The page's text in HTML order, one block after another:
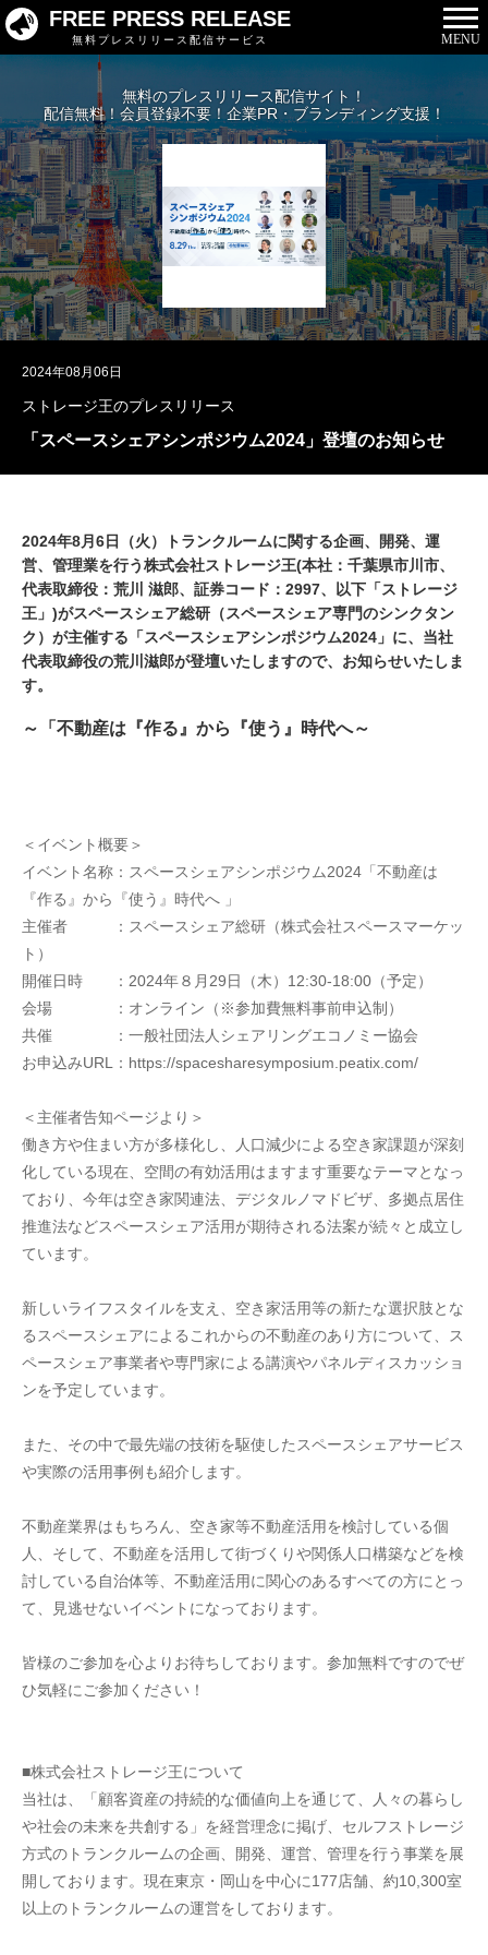
FREE PRESS RELEASE
無料プレスリリース配信サービス MENU
無料のプレスリリース配信サイト！
配信無料！会員登録不要！企業PR・ブランディング支援！
2024年08月06日
ストレージ王のプレスリリース
「スペースシェアシンポジウム2024」登壇のお知らせ
2024年8月6日（火）トランクルームに関する企画、開発、運
営、管理業を行う株式会社ストレージ王(本社：千葉県市川市、
代表取締役：荒川 滋郎、証券コード：2997、以下「ストレージ
王」)がスペースシェア総研（スペースシェア専門のシンクタン
ク）が主催する「スペースシェアシンポジウム2024」に、当社
代表取締役の荒川滋郎が登壇いたしますので、お知らせいたしま
す。
～「不動産は『作る』から『使う』時代へ～
＜イベント概要＞
イベント名称：スペースシェアシンポジウム2024「不動産は
『作る』から『使う』時代へ 」
主催者　　　：スペースシェア総研（株式会社スペースマーケッ
ト）
開催日時　　：2024年８月29日（木）12:30-18:00（予定）
会場　　　　：オンライン（※参加費無料事前申込制）
共催　　　　：一般社団法人シェアリングエコノミー協会
お申込みURL：https://spacesharesymposium.peatix.com/
＜主催者告知ページより＞
働き方や住まい方が多様化し、人口減少による空き家課題が深刻
化している現在、空間の有効活用はますます重要なテーマとなっ
ており、今年は空き家関連法、デジタルノマドビザ、多拠点居住
推進法などスペースシェア活用が期待される法案が続々と成立し
ています。
新しいライフスタイルを支え、空き家活用等の新たな選択肢とな
るスペースシェアによるこれからの不動産のあり方について、ス
ペースシェア事業者や専門家による講演やパネルディスカッショ
ンを予定しています。
また、その中で最先端の技術を駆使したスペースシェアサービス
や実際の活用事例も紹介します。
不動産業界はもちろん、空き家等不動産活用を検討している個
人、そして、不動産を活用して街づくりや関係人口構築などを検
討している自治体等、不動産活用に関心のあるすべての方にとっ
て、見逃せないイベントになっております。
皆様のご参加を心よりお待ちしております。参加無料ですのでぜ
ひ気軽にご参加ください！
■株式会社ストレージ王について
当社は、「顧客資産の持続的な価値向上を通じて、人々の暮らし
や社会の未来を共創する」を経営理念に掲げ、セルフストレージ
方式のトランクルームの企画、開発、運営、管理を行う事業を展
開しております。現在東京・岡山を中心に177店舗、約10,300室
以上のトランクルームの運営をしております。